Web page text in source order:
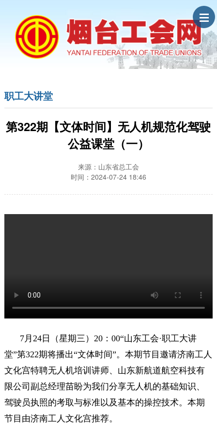
职工大讲堂
第322期【文体时间】无人机规范化驾驶
公益课堂（一）
来源：山东省总工会
时间：2024-07-24 18:46
7月24日（星期三）20：00“山东工会·职工大讲
堂”第322期将播出“文体时间”。本期节目邀请济南工人
文化宫特聘无人机培训讲师、山东新航道航空科技有
限公司副总经理苗盼为我们分享无人机的基础知识、
驾驶员执照的考取与标准以及基本的操控技术。本期
节目由济南工人文化宫推荐。